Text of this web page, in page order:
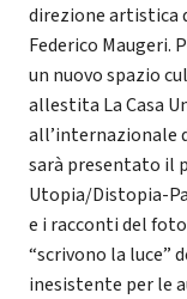
direzione artistica
Federico Maugeri.
un nuovo spazio
allestita La Casa
all’internazionale
sarà presentato il
Utopia/Distopia-
e i racconti del
“scrivono la luce”
inesistente per le